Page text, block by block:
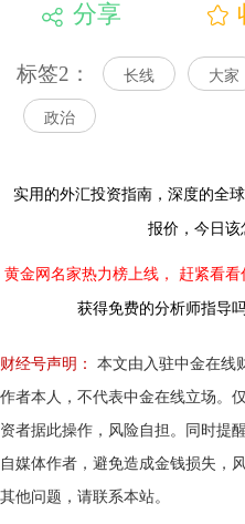
分享
标签2： 长线 大家
政治
实用的外汇投资指南， 深度的全
报价，今日该
黄金网名家热力榜上线， 赶紧看看
获得免费的分析师指导
财经号声明：
本文由入驻中金在线
作者本人，不代表中金在线立场。
资者据此操作，风险自担。同时提
自媒体作者，避免造成金钱损失，
其他问题，请联系本站。